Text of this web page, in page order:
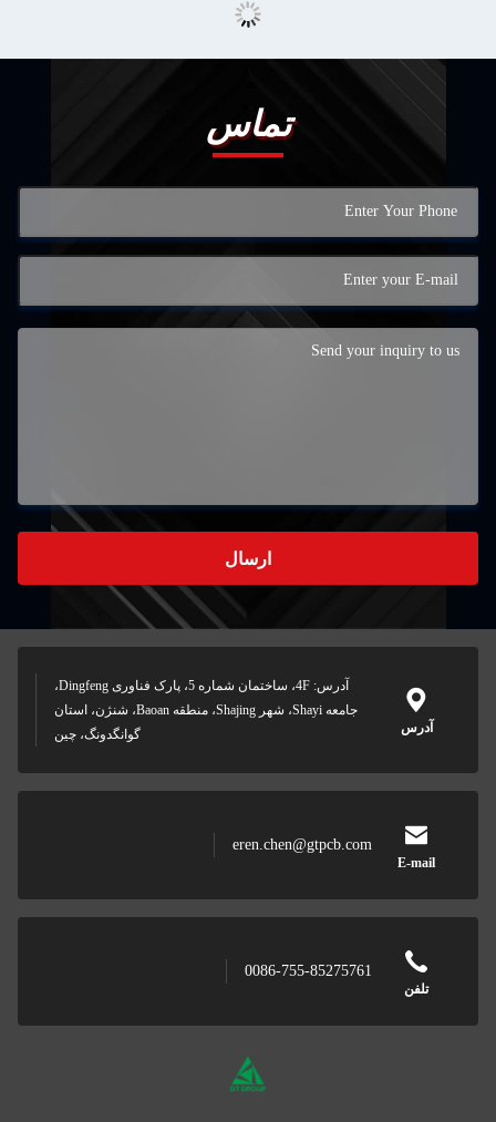
تماس
ارسال
آدرس
آدرس: 4F، ساختمان شماره 5، پارک فناوری Dingfeng،
جامعه Shayi، شهر Shajing، منطقه Baoan، شنژن، استان
گوانگدونگ، چین
E-mail
eren.chen@gtpcb.com
تلفن
0086-755-85275761